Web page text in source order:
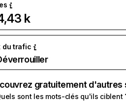
k
du trafic
gratuitement
sont les mots-clés qu'ils ciblent